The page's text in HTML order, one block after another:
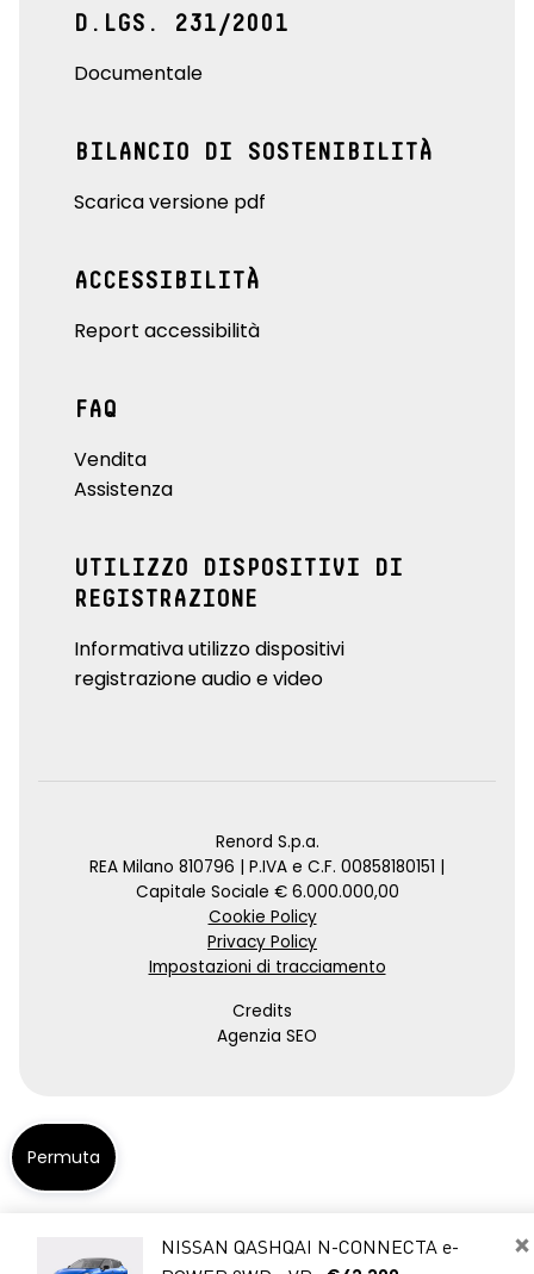
×
NISSAN QASHQAI N-CONNECTA e-
D.LGS. 231/2001
Documentale
BILANCIO DI SOSTENIBILITÀ
Scarica versione pdf
ACCESSIBILITÀ
Report accessibilità
FAQ
Vendita
Assistenza
UTILIZZO DISPOSITIVI DI
REGISTRAZIONE
Informativa utilizzo dispositivi
registrazione audio e video
Renord S.p.a.
REA Milano 810796 | P.IVA e C.F. 00858180151 |
Capitale Sociale € 6.000.000,00
Cookie Policy
Privacy Policy
Impostazioni di tracciamento
Credits
Agenzia SEO
Permuta